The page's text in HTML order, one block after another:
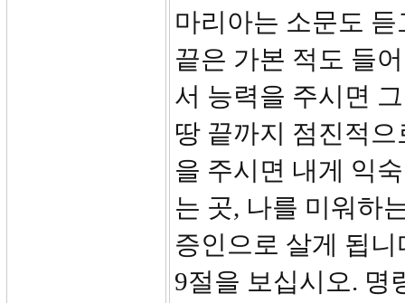
마리아는 소문도
끝은 가본 적도 들
서 능력을 주시면
땅 끝까지 점진적
을 주시면 내게 익
는 곳, 나를 미워하
증인으로 살게 됩니
9절을 보십시오. 명